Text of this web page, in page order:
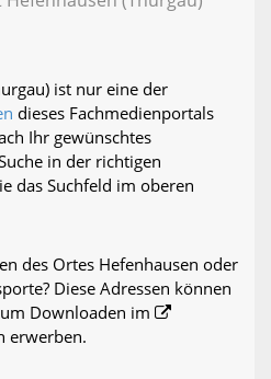
ist nur eine der
dieses Fachmedienportals
Ihr gewünschtes
in der richtigen
das Suchfeld im oberen
des Ortes Hefenhausen oder
Diese Adressen können
Downloaden im
erwerben.